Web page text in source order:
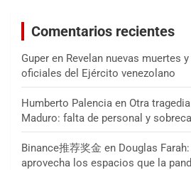
Comentarios recientes
Guper en Revelan nuevas muertes
oficiales del Ejército venezolano
Humberto Palencia en Otra
Maduro: falta de personal y
Binance推荐奖金 en Douglas
aprovecha los espacios que la